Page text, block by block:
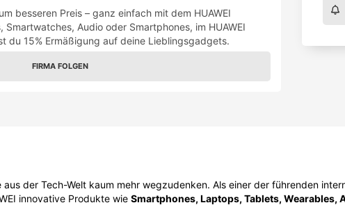
besseren Preis – ganz einfach mit dem HUAWEI
Audio oder Smartphones, im HUAWEI
du 15% Ermäßigung auf deine Lieblingsgadgets.
FIRMA FOLGEN
der Tech-Welt kaum mehr wegzudenken. Als einer der führenden
innovative Produkte wie Smartphones, Laptops, Tablets, Wearables,